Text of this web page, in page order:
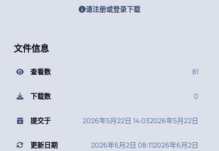
请注册或登录下载
文件信息
查看数 81
下载数 0
提交于 2026年5月22日 14:032026年5月22日
更新日期 2026年6月2日 08:112026年6月2日